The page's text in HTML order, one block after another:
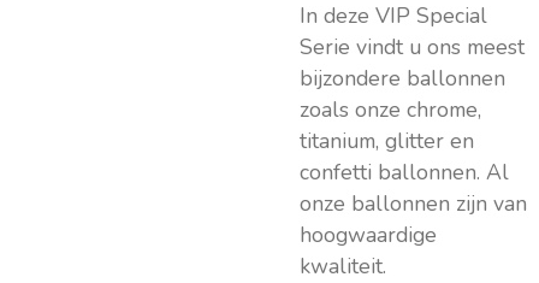
In deze VIP Special
Serie vindt u ons meest
bijzondere ballonnen
zoals onze chrome,
titanium, glitter en
confetti ballonnen. Al
onze ballonnen zijn van
hoogwaardige
kwaliteit.